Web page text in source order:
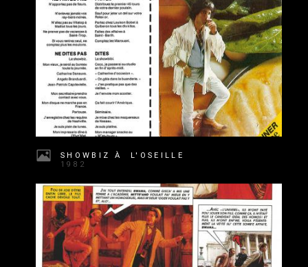
SHOWBIZ À L'OSEILLE
1982